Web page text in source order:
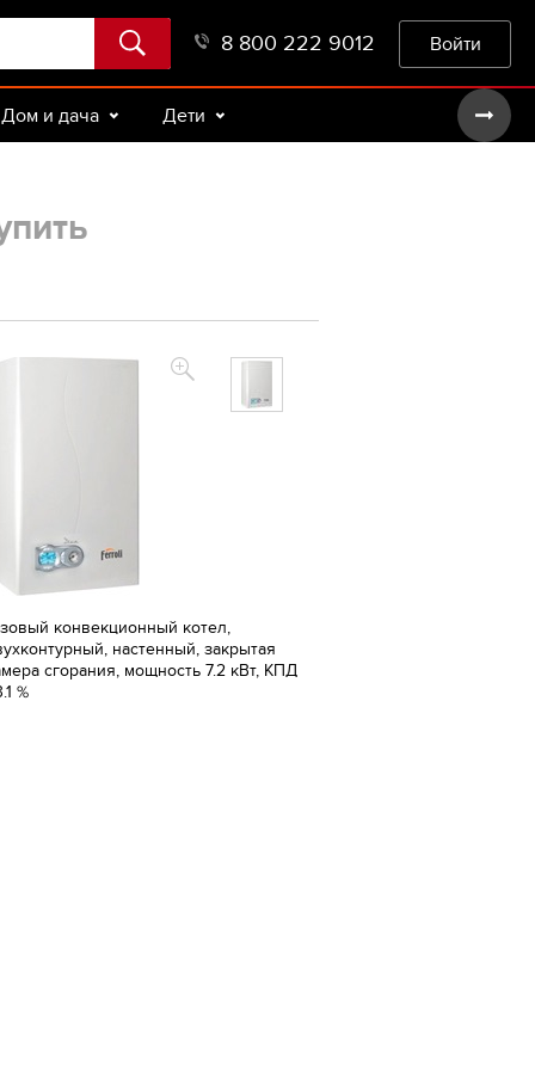
8 800 222 9012 Войти
Дом и дача Дети
конвекционный котел,
настенный, закрытая
сгорания, мощность 7.2 кВт, КПД
%